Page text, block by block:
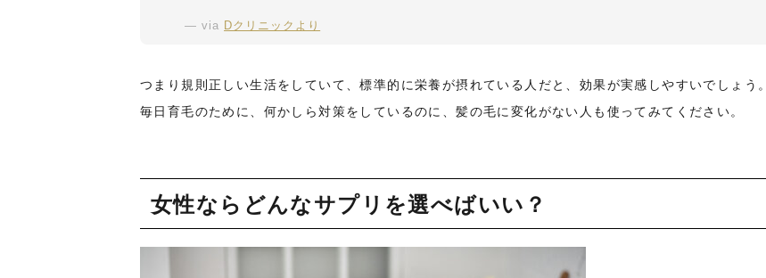
via Dクリニックより
つまり規則正しい生活をしていて、標準的に栄養が摂れている人だと、効果が実感しやすいでしょう。
毎日育毛のために、何かしら対策をしているのに、髪の毛に変化がない人も使ってみてください。
女性ならどんなサプリを選べばいい？